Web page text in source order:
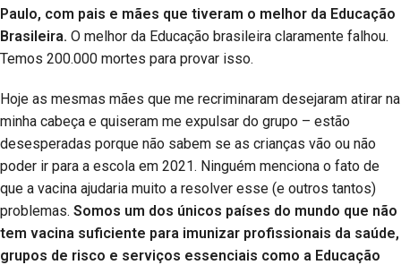
Paulo, com pais e mães que tiveram o melhor da Educação
Brasileira. O melhor da Educação brasileira claramente falhou.
Temos 200.000 mortes para provar isso.
Hoje as mesmas mães que me recriminaram desejaram atirar na
minha cabeça e quiseram me expulsar do grupo – estão
desesperadas porque não sabem se as crianças vão ou não
poder ir para a escola em 2021. Ninguém menciona o fato de
que a vacina ajudaria muito a resolver esse (e outros tantos)
problemas. Somos um dos únicos países do mundo que não
tem vacina suficiente para imunizar profissionais da saúde,
grupos de risco e serviços essenciais como a Educação